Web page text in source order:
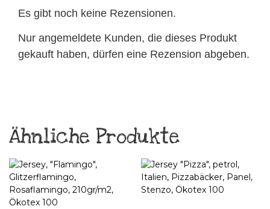
Es gibt noch keine Rezensionen.
Nur angemeldete Kunden, die dieses Produkt
gekauft haben, dürfen eine Rezension abgeben.
Ähnliche Produkte